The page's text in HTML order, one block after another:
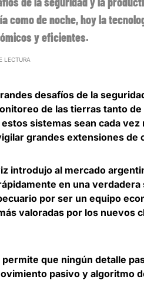
como de noche, hoy la
y eficientes.
LECTURA
desafíos de la
de las tierras tanto
estos sistemas sean cada
grandes extensiones de
introdujo al mercado
en una
por ser un equipo
valoradas por los nuevos
que ningún detalle
pasivo y algoritmo